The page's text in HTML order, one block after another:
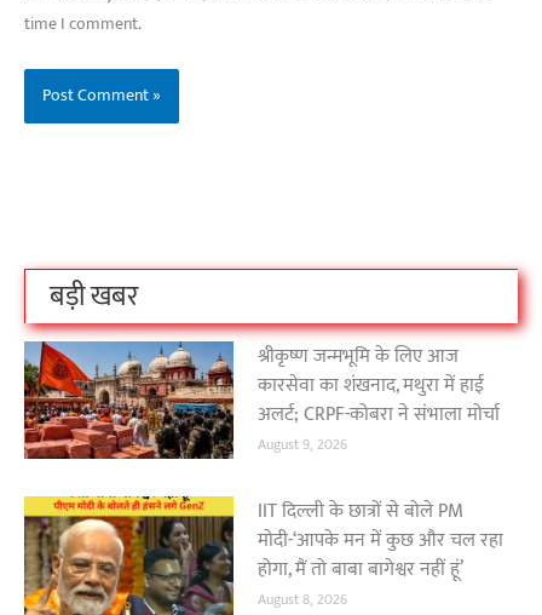
time I comment.
बड़ी खबर
श्रीकृष्ण जन्मभूमि के लिए आज
कारसेवा का शंखनाद, मथुरा में हाई
अलर्ट; CRPF-कोबरा ने संभाला मोर्चा
August 9, 2026
IIT दिल्ली के छात्रों से बोले PM
मोदी-‘आपके मन में कुछ और चल रहा
होगा, मैं तो बाबा बागेश्वर नहीं हूं’
August 8, 2026